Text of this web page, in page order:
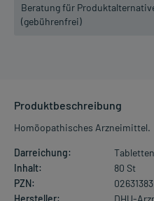
Beratung für
(gebührenfrei)
Produktbeschreibung
Homöopathisches Arzneimittel.
Darreichung:
Tabletten
Inhalt:
80 St
PZN:
02631383
Hersteller:
DHU-